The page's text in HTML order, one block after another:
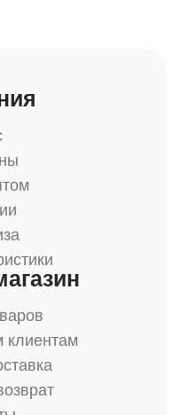
клиентам